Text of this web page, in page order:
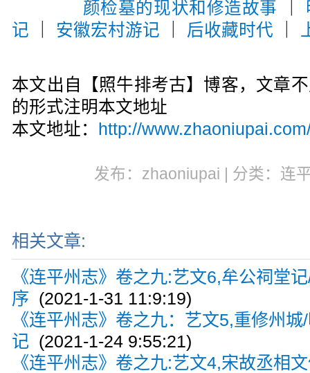
颜检墓的现状和修造故事
记
安徽宏村游记 后收藏时代
本文出自【照牛排考古】博客，文章
的形式注明本文地址
本文地址： http://
发布：zhaoniupai | 分类：连
相关文章:
《连平州志》卷之九:艺文6,牟公祠堂
序 (2021-1-31 11:9:19)
《连平州志》卷之九：艺文5,重修州
记 (2021-1-24 9:55:21)
《连平州志》卷之九:艺文4,宋故丞相